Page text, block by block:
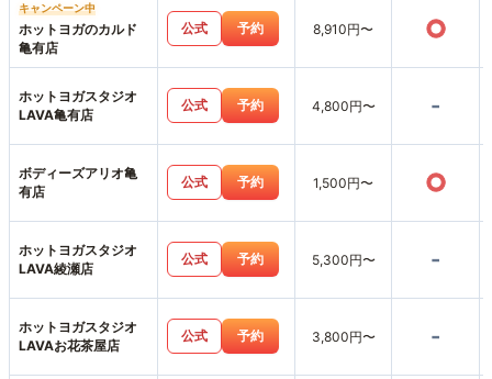
キャンペーン中
ホットヨガのカルド
亀有店
公式 予約 8,910円〜 ○
ホットヨガスタジオ
LAVA亀有店
公式 予約 4,800円〜 -
ボディーズアリオ亀
有店
公式 予約 1,500円〜 ○
ホットヨガスタジオ
LAVA綾瀬店
公式 予約 5,300円〜 -
ホットヨガスタジオ
LAVAお花茶屋店
公式 予約 3,800円〜 -